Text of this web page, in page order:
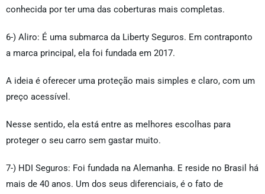
conhecida por ter uma das coberturas mais completas.
6-) Aliro: É uma submarca da Liberty Seguros. Em contraponto
a marca principal, ela foi fundada em 2017.
A ideia é oferecer uma proteção mais simples e claro, com um
preço acessível.
Nesse sentido, ela está entre as melhores escolhas para
proteger o seu carro sem gastar muito.
7-) HDI Seguros: Foi fundada na Alemanha. E reside no Brasil há
mais de 40 anos. Um dos seus diferenciais, é o fato de